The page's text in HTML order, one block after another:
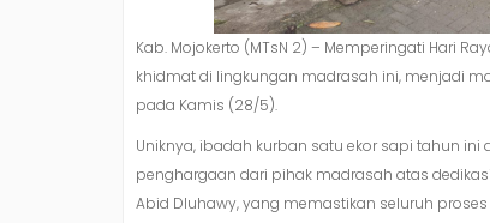
Kab. Mojokerto (MTsN 2) – Memperingati Hari
khidmat di lingkungan madrasah ini, menjadi
pada Kamis (28/5).
Uniknya, ibadah kurban satu ekor sapi tahun
penghargaan dari pihak madrasah atas
Abid Dluhawy, yang memastikan seluruh